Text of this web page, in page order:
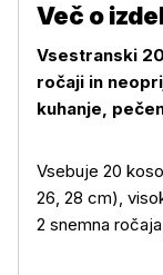
Več o
Vsestranski
ročaji in
kuhanje,
Vsebuje 20
26, 28 cm),
2 snemna